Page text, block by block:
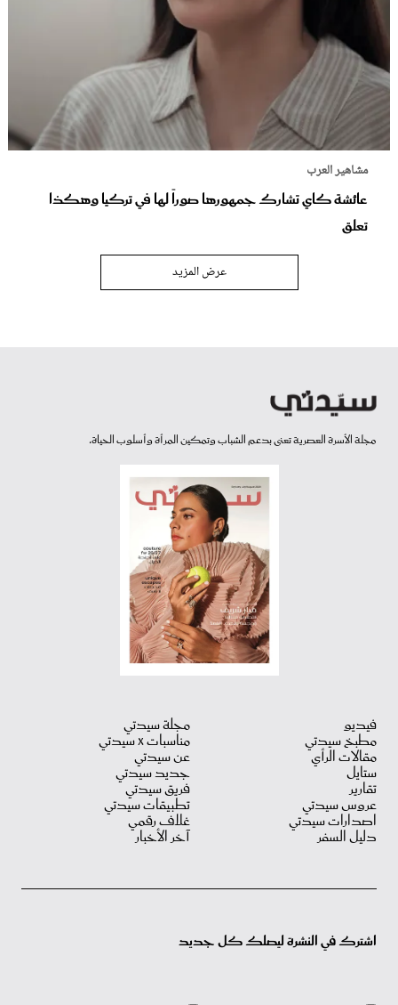
مشاهير العرب
عائشة كاي تشارك جمهورها صوراً لها في تركيا وهكذا
تعلق
عرض المزيد
مجلة الأسرة العصرية تعنى بدعم الشباب وتمكين المرأة وأسلوب الحياة.
فيديو
مطبخ سيدتي
مقالات الرأي
ستايل
تقارير
عروس سيدتي
اصدارات سيدتي
دليل السفر
مجلة سيدتي
مناسبات X سيدتي
عن سيدتي
جديد سيدتي
فريق سيدتي
تطبيقات سيدتي
غلاف رقمي
آخر الأخبار
اشترك في النشرة ليصلك كل جديد